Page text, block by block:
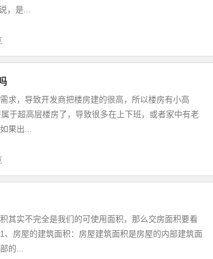
，是...
求，导致开发商把楼房建的很高，所以楼房有小高
于超高层楼房了，导致很多在上下班，或者家中有老
果出...
其实不完全是我们的可使用面积，那么交房面积要看
、房屋的建筑面积：房屋建筑面积是房屋的内部建筑面
的...